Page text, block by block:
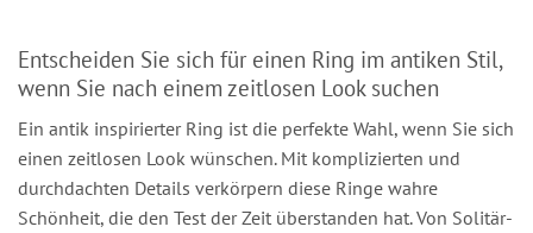
Entscheiden Sie sich für einen Ring im antiken Stil,
wenn Sie nach einem zeitlosen Look suchen
Ein antik inspirierter Ring ist die perfekte Wahl, wenn Sie sich
einen zeitlosen Look wünschen. Mit komplizierten und
durchdachten Details verkörpern diese Ringe wahre
Schönheit, die den Test der Zeit überstanden hat. Von Solitär-